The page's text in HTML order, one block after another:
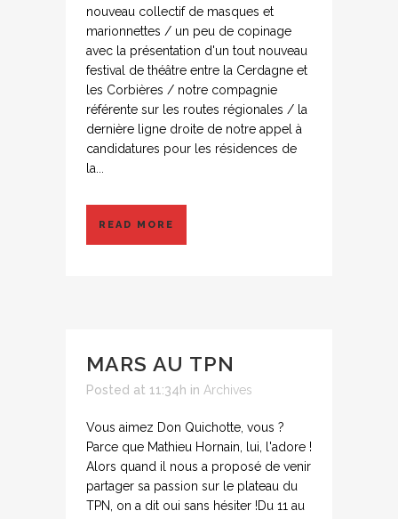
nouveau collectif de masques et
marionnettes / un peu de copinage
avec la présentation d'un tout nouveau
festival de théâtre entre la Cerdagne et
les Corbières / notre compagnie
référente sur les routes régionales / la
dernière ligne droite de notre appel à
candidatures pour les résidences de
la...
READ MORE
MARS AU TPN
Posted at 11:34h in Archives
Vous aimez Don Quichotte, vous ?
Parce que Mathieu Hornain, lui, l'adore !
Alors quand il nous a proposé de venir
partager sa passion sur le plateau du
TPN, on a dit oui sans hésiter !Du 11 au